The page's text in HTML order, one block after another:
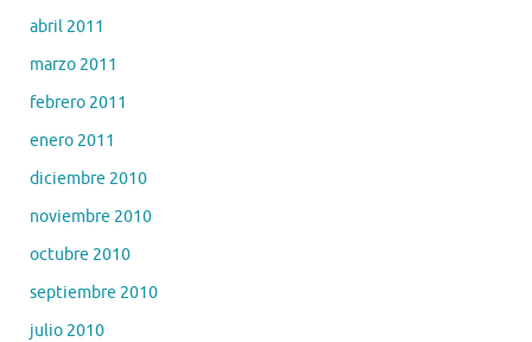
abril 2011
marzo 2011
febrero 2011
enero 2011
diciembre 2010
noviembre 2010
octubre 2010
septiembre 2010
julio 2010